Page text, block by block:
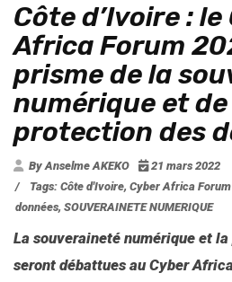
Côte d’Ivoire :
Africa Forum
prisme de la
numérique et
protection des
By Anselme AKEKO
21 mars 2022
/
Tags: Côte d'Ivoire, Cyber Africa
données, SOUVERAINETE NUMERIQUE
La souveraineté numérique et
seront débattues au Cyber